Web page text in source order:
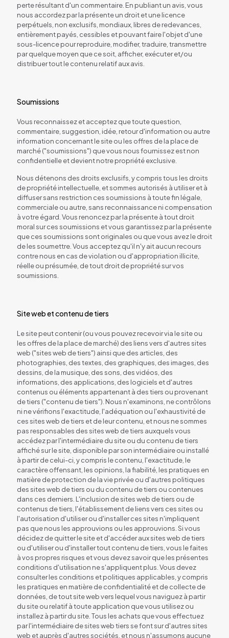
perte résultant d'un commentaire. En publiant un avis, vous
nous accordez par la présente un droit et une licence
perpétuels, non exclusifs, mondiaux, libres de redevances,
entièrement payés, cessibles et pouvant faire l'objet d'une
sous-licence pour reproduire, modifier, traduire, transmettre
par quelque moyen que ce soit, afficher, exécuter et/ou
distribuer tout le contenu relatif aux avis.
Soumissions
Vous reconnaissez et acceptez que toute question,
commentaire, suggestion, idée, retour d'information ou autre
information concernant le site ou les offres de la place de
marché ("soumissions") que vous nous fournissez est non
confidentielle et devient notre propriété exclusive.
Nous détenons des droits exclusifs, y compris tous les droits
de propriété intellectuelle, et sommes autorisés à utiliser et à
diffuser sans restriction ces soumissions à toute fin légale,
commerciale ou autre, sans reconnaissance ni compensation
à votre égard. Vous renoncez par la présente à tout droit
moral sur ces soumissions et vous garantissez par la présente
que ces soumissions sont originales ou que vous avez le droit
de les soumettre. Vous acceptez qu'il n'y ait aucun recours
contre nous en cas de violation ou d'appropriation illicite,
réelle ou présumée, de tout droit de propriété sur vos
soumissions.
Site web et contenu de tiers
Le site peut contenir (ou vous pouvez recevoir via le site ou
les offres de la place de marché) des liens vers d'autres sites
web ("sites web de tiers") ainsi que des articles, des
photographies, des textes, des graphiques, des images, des
dessins, de la musique, des sons, des vidéos, des
informations, des applications, des logiciels et d'autres
contenus ou éléments appartenant à des tiers ou provenant
de tiers ("contenu de tiers"). Nous n'examinons, ne contrôlons
ni ne vérifions l'exactitude, l'adéquation ou l'exhaustivité de
ces sites web de tiers et de leur contenu, et nous ne sommes
pas responsables des sites web de tiers auxquels vous
accédez par l'intermédiaire du site ou du contenu de tiers
affiché sur le site, disponible par son intermédiaire ou installé
à partir de celui-ci, y compris le contenu, l'exactitude, le
caractère offensant, les opinions, la fiabilité, les pratiques en
matière de protection de la vie privée ou d'autres politiques
des sites web de tiers ou du contenu de tiers ou contenues
dans ces derniers. L'inclusion de sites web de tiers ou de
contenus de tiers, l'établissement de liens vers ces sites ou
l'autorisation d'utiliser ou d'installer ces sites n'impliquent
pas que nous les approuvions ou les approuvions. Si vous
décidez de quitter le site et d'accéder aux sites web de tiers
ou d'utiliser ou d'installer tout contenu de tiers, vous le faites
à vos propres risques et vous devez savoir que les présentes
conditions d'utilisation ne s'appliquent plus. Vous devez
consulter les conditions et politiques applicables, y compris
les pratiques en matière de confidentialité et de collecte de
données, de tout site web vers lequel vous naviguez à partir
du site ou relatif à toute application que vous utilisez ou
installez à partir du site. Tous les achats que vous effectuez
par l'intermédiaire de sites web tiers se font sur d'autres sites
web et auprès d'autres sociétés, et nous n'assumons aucune